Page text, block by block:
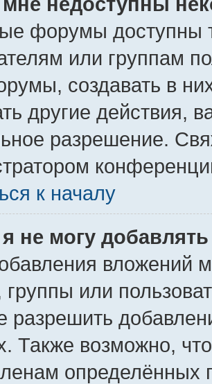
форумы доступны
или группам
создавать в
другие действия,
разрешение.
к началу
не могу
вложений
или
разрешить
Также возможно,
определённых